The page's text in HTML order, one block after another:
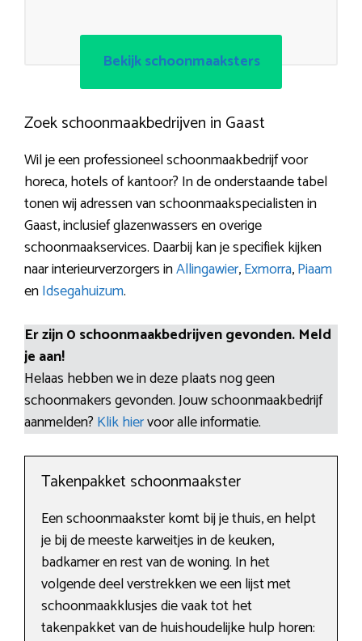
Bekijk schoonmaaksters
Zoek schoonmaakbedrijven in Gaast
Wil je een professioneel schoonmaakbedrijf voor
horeca, hotels of kantoor? In de onderstaande tabel
tonen wij adressen van schoonmaakspecialisten in
Gaast, inclusief glazenwassers en overige
schoonmaakservices. Daarbij kan je specifiek kijken
naar interieurverzorgers inAllingawier,Exmorra,Piaam
enIdsegahuizum.
Er zijn 0 schoonmaakbedrijven gevonden. Meld
je aan!
Helaas hebben we in deze plaats nog geen
schoonmakers gevonden. Jouw schoonmaakbedrijf
aanmelden? Klik hiervoor alle informatie.
Takenpakket schoonmaakster
Een schoonmaakster komt bij je thuis, en helpt
je bij de meeste karweitjes in de keuken,
badkamer en rest van de woning. In het
volgende deel verstrekken we een lijst met
schoonmaakklusjes die vaak tot het
takenpakket van de huishoudelijke hulp horen: